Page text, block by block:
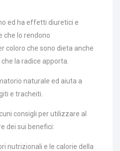
ed ha effetti diuretici e
che lo rendono
coloro che sono dieta anche
la radice apporta.
naturale ed aiuta a
e tracheiti.
consigli per utilizzare al
dei sui benefici:
nutrizionali e le calorie della